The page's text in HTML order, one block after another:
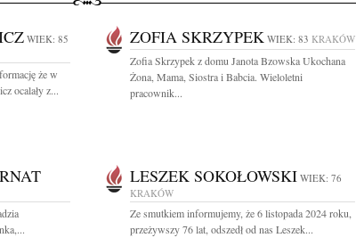
WIEK: 85
że w
ocalały z...
ZOFIA SKRZYPEK WIEK: 83 KRAKÓW
Zofia Skrzypek z domu Janota Bzowska Ukochana
Żona, Mama, Siostra i Babcia. Wieloletni
pracownik...
LESZEK SOKOŁOWSKI WIEK: 76
KRAKÓW
Ze smutkiem informujemy, że 6 listopada 2024 roku,
przeżywszy 76 lat, odszedł od nas Leszek...